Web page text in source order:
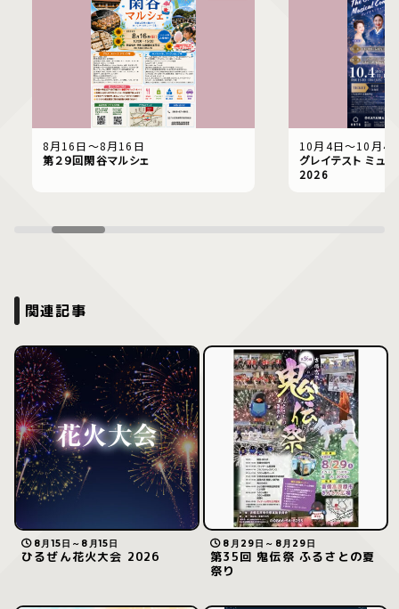
8月16日〜8月16日
第２９回閑谷マルシェ
10月4日〜10月4
グレイテスト ミュ
2026
関連記事
8月15日～8月15日
ひるぜん花火大会 2026
8月29日～8月29日
第35回 鬼伝祭 ふるさとの夏
祭り